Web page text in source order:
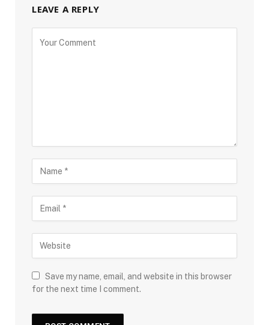
LEAVE A REPLY
Save my name, email, and website in this browser
for the next time I comment.